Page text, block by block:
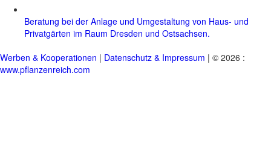
Beratung bei der Anlage und Umgestaltung von Haus- und
Privatgärten im Raum Dresden und Ostsachsen.
Werben & Kooperationen | Datenschutz & Impressum | © 2026 :
www.pflanzenreich.com